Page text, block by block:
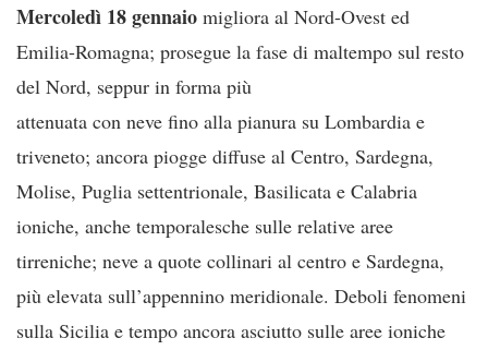
Mercoledì 18 gennaio migliora al Nord-Ovest ed
Emilia-Romagna; prosegue la fase di maltempo sul resto
del Nord, seppur in forma più
attenuata con neve fino alla pianura su Lombardia e
triveneto; ancora piogge diffuse al Centro, Sardegna,
Molise, Puglia settentrionale, Basilicata e Calabria
ioniche, anche temporalesche sulle relative aree
tirreniche; neve a quote collinari al centro e Sardegna,
più elevata sull’appennino meridionale. Deboli fenomeni
sulla Sicilia e tempo ancora asciutto sulle aree ioniche